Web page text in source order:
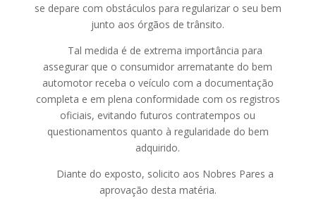
se depare com obstáculos para regularizar o seu bem
junto aos órgãos de trânsito.
Tal medida é de extrema importância para
assegurar que o consumidor arrematante do bem
automotor receba o veículo com a documentação
completa e em plena conformidade com os registros
oficiais, evitando futuros contratempos ou
questionamentos quanto à regularidade do bem
adquirido.
Diante do exposto, solicito aos Nobres Pares a
aprovação desta matéria.